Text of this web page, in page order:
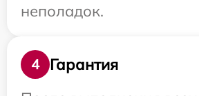
неполадок.
4
Гарантия